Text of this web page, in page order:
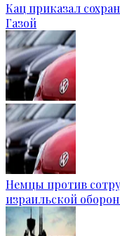
Кац приказал
Газой
Немцы против
израильской